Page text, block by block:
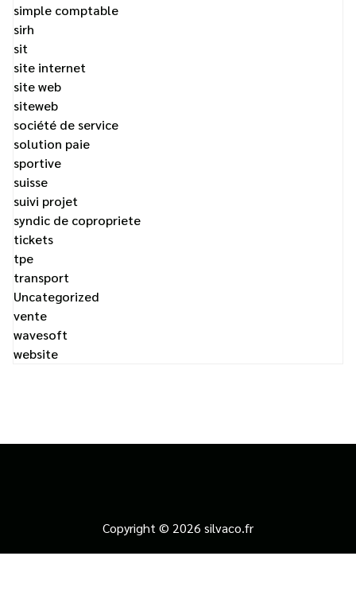
simple comptable
sirh
sit
site internet
site web
siteweb
société de service
solution paie
sportive
suisse
suivi projet
syndic de copropriete
tickets
tpe
transport
Uncategorized
vente
wavesoft
website
Copyright © 2026 silvaco.fr